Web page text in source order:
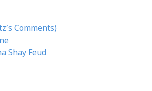
Comments)
Shay Feud